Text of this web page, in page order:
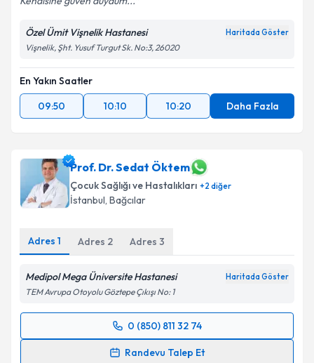
Özel Ümit Vişnelik Hastanesi Haritada Göster
Vişnelik, Şht. Yusuf Turgut Sk. No:3, 26020
En Yakın Saatler
09:50
10:10 10:20 Daha Fazla
Prof. Dr. Sedat Öktem
Çocuk Sağlığı ve Hastalıkları +2 diğer
İstanbul, Bağcılar
Adres 1 Adres 2 Adres 3
Medipol Mega Üniversite Hastanesi Haritada Göster
TEM Avrupa Otoyolu Göztepe Çıkışı No: 1
0 (850) 811 32 74
Randevu Talep Et
Randevu Takvimi Talebi